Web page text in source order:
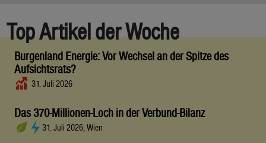
Top Artikel der Woche
Burgenland Energie: Vor Wechsel an der Spitze des
Aufsichtsrats?
31. Juli 2026
Das 370-Millionen-Loch in der Verbund-Bilanz
31. Juli 2026, Wien